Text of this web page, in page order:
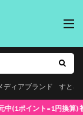
ディアブランド すとろ
換算) 初めてでも安心